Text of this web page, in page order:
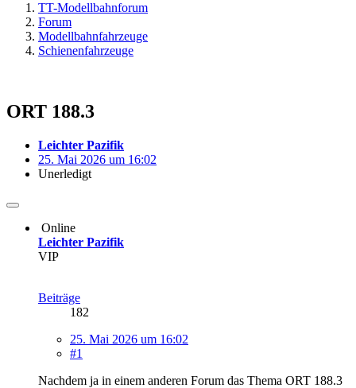
TT-Modellbahnforum
Forum
Modellbahnfahrzeuge
Schienenfahrzeuge
ORT 188.3
Leichter Pazifik
25. Mai 2026 um 16:02
Unerledigt
Online
Leichter Pazifik
VIP
Beiträge
182
25. Mai 2026 um 16:02
#1
Nachdem ja in einem anderen Forum das Thema ORT 188.3